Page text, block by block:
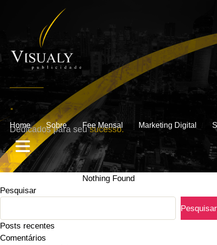
Home Sobre Fee Mensal Marketing Digital
.
Dedicados para seusucesso.
Nothing Found
Pesquisar
Pesquisar
Posts recentes
Comentários